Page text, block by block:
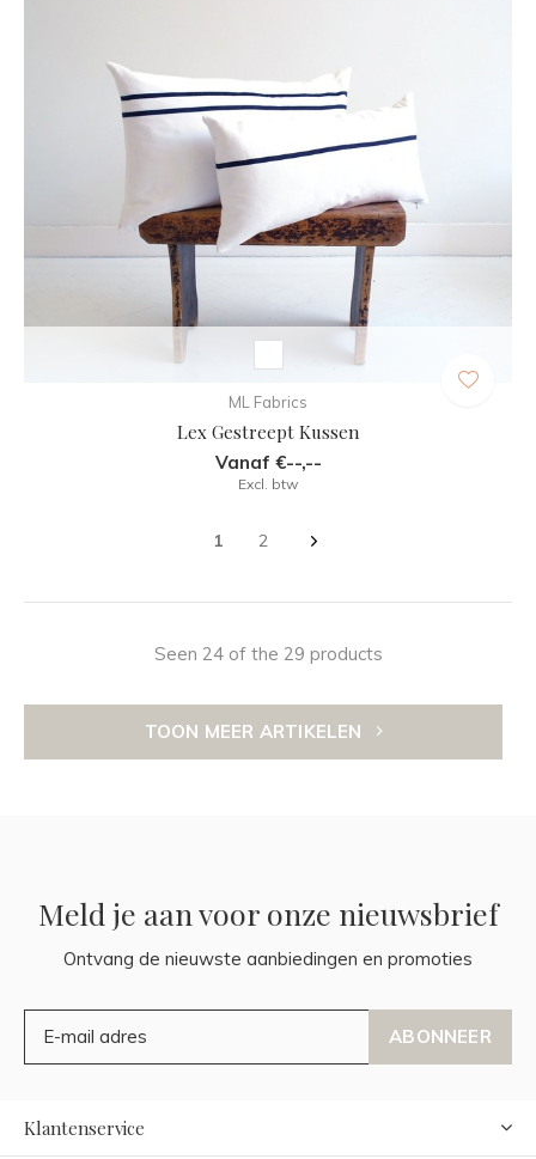
ML Fabrics
Lex Gestreept Kussen
Vanaf €--,--
Excl. btw
1 2
Seen 24 of the 29 products
TOON MEER ARTIKELEN
Meld je aan voor onze nieuwsbrief
Ontvang de nieuwste aanbiedingen en promoties
ABONNEER
Klantenservice